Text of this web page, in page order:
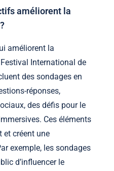
améliorent la
améliorent la
International de
des sondages en
réponses,
des défis pour le
Ces éléments
et créent une
exemple, les sondages
d’influencer le